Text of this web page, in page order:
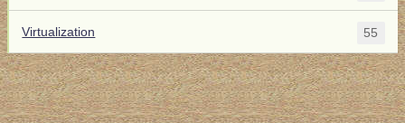
Virtualization 55